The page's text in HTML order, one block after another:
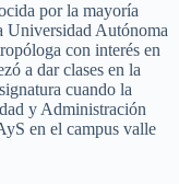
por la mayoría
Universidad Autónoma
con interés en
a dar clases en la
cuando la
y Administración
en el campus valle